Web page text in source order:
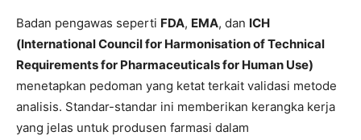
Badan pengawas seperti FDA, EMA, dan ICH
(International Council for Harmonisation of Technical
Requirements for Pharmaceuticals for Human Use)
menetapkan pedoman yang ketat terkait validasi metode
analisis. Standar-standar ini memberikan kerangka kerja
yang jelas untuk produsen farmasi dalam